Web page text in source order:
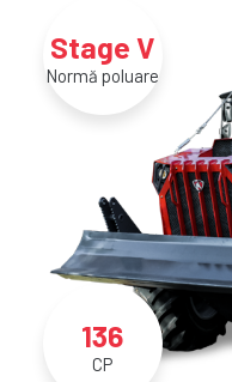
Stage V
Normă poluare
136
CP